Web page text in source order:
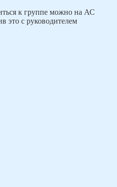
к группе можно на АС
это с руководителем